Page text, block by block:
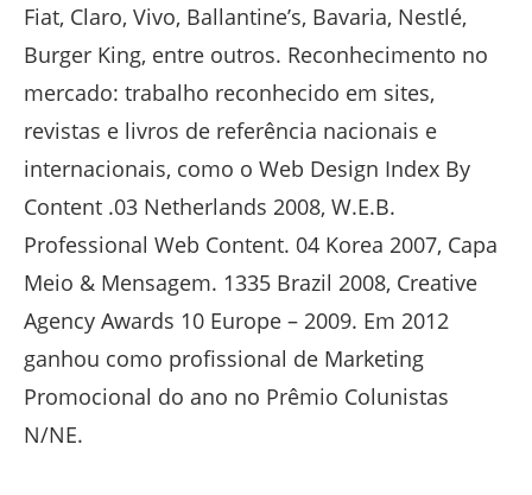
Fiat, Claro, Vivo, Ballantine’s, Bavaria, Nestlé,
Burger King, entre outros. Reconhecimento no
mercado: trabalho reconhecido em sites,
revistas e livros de referência nacionais e
internacionais, como o Web Design Index By
Content .03 Netherlands 2008, W.E.B.
Professional Web Content. 04 Korea 2007, Capa
Meio & Mensagem. 1335 Brazil 2008, Creative
Agency Awards 10 Europe – 2009. Em 2012
ganhou como profissional de Marketing
Promocional do ano no Prêmio Colunistas
N/NE.